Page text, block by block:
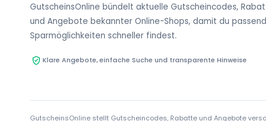
GutscheinsOnline bündelt aktuelle Gutscheincodes,
und Angebote bekannter Online-Shops, damit du
Sparmöglichkeiten schneller findest.
Klare Angebote, einfache Suche und transparente Hinweise
GutscheinsOnline stellt Gutscheincodes, Rabatte und Angebote